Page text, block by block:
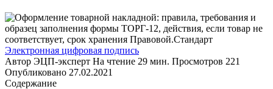
Электронная цифровая подпись
Автор ЭЦП-эксперт На чтение 29 мин. Просмотров 221
Опубликовано 27.02.2021
Содержание